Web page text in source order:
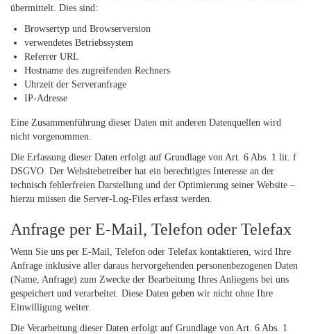
übermittelt. Dies sind:
Browsertyp und Browserversion
verwendetes Betriebssystem
Referrer URL
Hostname des zugreifenden Rechners
Uhrzeit der Serveranfrage
IP-Adresse
Eine Zusammenführung dieser Daten mit anderen Datenquellen wird
nicht vorgenommen.
Die Erfassung dieser Daten erfolgt auf Grundlage von Art. 6 Abs. 1 lit. f
DSGVO. Der Websitebetreiber hat ein berechtigtes Interesse an der
technisch fehlerfreien Darstellung und der Optimierung seiner Website –
hierzu müssen die Server-Log-Files erfasst werden.
Anfrage per E-Mail, Telefon oder Telefax
Wenn Sie uns per E-Mail, Telefon oder Telefax kontaktieren, wird Ihre
Anfrage inklusive aller daraus hervorgehenden personenbezogenen Daten
(Name, Anfrage) zum Zwecke der Bearbeitung Ihres Anliegens bei uns
gespeichert und verarbeitet. Diese Daten geben wir nicht ohne Ihre
Einwilligung weiter.
Die Verarbeitung dieser Daten erfolgt auf Grundlage von Art. 6 Abs. 1